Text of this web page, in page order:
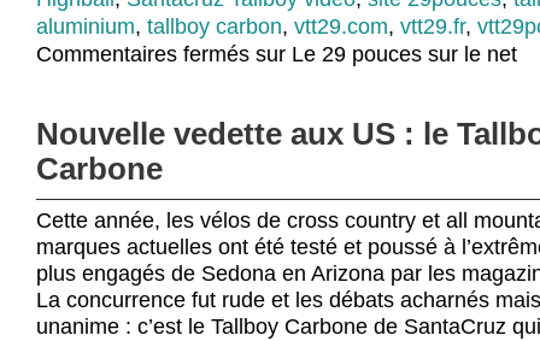
aluminium, tallboy carbon, vtt29.com, vtt29.fr,
Commentaires fermés sur Le 29 pouces sur le net
Nouvelle vedette aux US : le
Carbone
Cette année, les vélos de cross country et all
marques actuelles ont été testé et poussé à
plus engagés de Sedona en Arizona par les
La concurrence fut rude et les débats acharnés
unanime : c’est le Tallboy Carbone de SantaCruz